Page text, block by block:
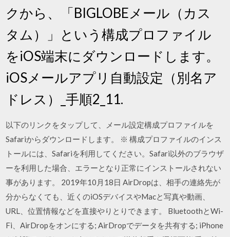
クから、「BIGLOBEメール（カス
タム）」という構成プロファイル
をiOS端末にダウンロードします。
iOSメールアプリ自動設定（別名ア
ドレス）_手順2_11.
以下のリンクをタップして、メール設定構成プロファイルを
Safariからダウンロードします。 ※ 構成プロファイルのインス
トールには、Safariを利用してください。Safari以外のブラウザ
ーを利用した場合、エラーとなり正常にインストールされない
事があります。 2019年10月18日 AirDropは、相手の連絡先が
分からなくても、近くのiOSデバイスやMacと写真や動画、
URL、位置情報などを直接やりとりできます。 BluetoothとWi-
Fi、AirDropをオンにする; AirDropでデータを共有する; iPhone